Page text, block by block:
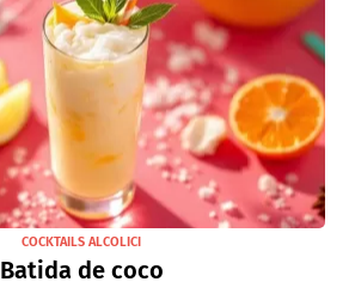
COCKTAILS ALCOLICI
Batida de coco